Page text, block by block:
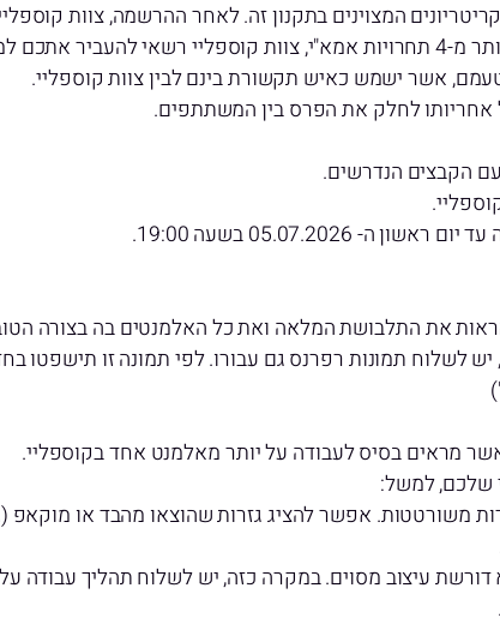
המצוינים בתקנון זה. לאחר ההרשמה, צוות
למתקדמים.
אשר ישמש כאיש תקשורת בינם לבין צוות קוספליי.
אחריותו לחלק את הפרס בין המשתתפים.
הקבצים הנדרשים.
בשעה 19:00.
את התלבושת המלאה ואת כל האלמנטים בה בצורה הטובה
לשלוח תמונות רפרנס גם עבורו. לפי תמונה זו תישפטו
שלכם, למשל:
משורטטות. אפשר להציג גזרות שהוצאו מהבד או מוקאפ
עיצוב מסוים. במקרה כזה, יש לשלוח תהליך עבודה